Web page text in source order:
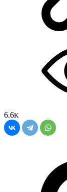
6.6K